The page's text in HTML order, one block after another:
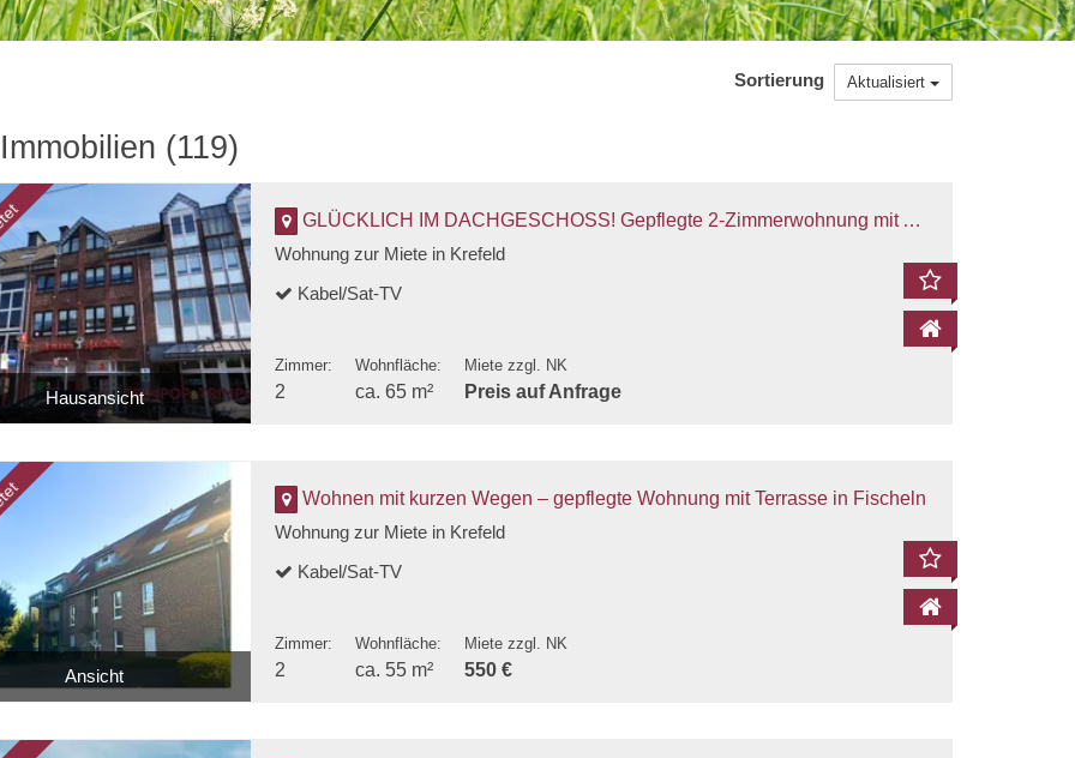
Mail
antworten
Facebook
Sortierung Aktualisiert
(119)
Hausansicht Flur
GLÜCKLICH IM DACHGESCHOSS! Gepflegte 2-Zimmerwohnung mit Aufzug und PKW-Stellplatz zu vermieten!
Wohnung zur Miete in Krefeld
Kabel/Sat-TV
Zimmer:
2
Wohnfläche:
ca. 65 m²
Miete zzgl. NK
Preis auf Anfrage
Ansicht Wohnzimmer
Wohnen mit kurzen Wegen – gepflegte Wohnung mit Terrasse in Fischeln
Wohnung zur Miete in Krefeld
Kabel/Sat-TV
Zimmer:
2
Wohnfläche:
ca. 55 m²
Miete zzgl. NK
550 €